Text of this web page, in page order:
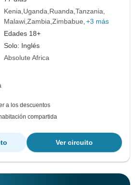
Kenia Uganda Ruanda Tanzania
Malawi Zambia Zimbabue +3 más
Edades 18+
Solo: Inglés
Absolute Africa
a los descuentos
compartida
Ver circuito